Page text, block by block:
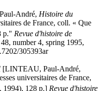
André, Histoire du
de France, coll. « Que
p." Revue d'histoire de
number 4, spring 1995,
305393ar
[LINTEAU, Paul-André,
universitaires de France,
1994), 128 p.] Revue d'histoire